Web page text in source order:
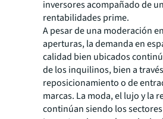
inversores acompañado de
rentabilidades prime.
A pesar de una moderación
aperturas, la demanda en
calidad bien ubicados
de los inquilinos, bien a
reposicionamiento o de
marcas. La moda, el lujo y la
continúan siendo los